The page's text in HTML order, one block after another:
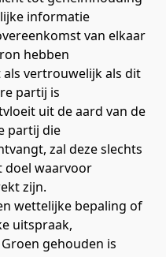
informatie
van elkaar
hebben
vertrouwelijk als dit
partij is
uit de aard van de
partij die
zal deze slechts
doel waarvoor
zijn.
wettelijke bepaling of
uitspraak,
gehouden is